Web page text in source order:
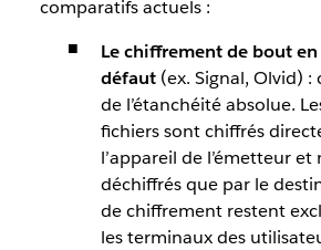
comparatifs actuels :
Le chiffrement de bout en
défaut(ex. Signal, Olvid) :
de l’étanchéité absolue.
fichiers sont chiffrés
l’appareil de l’émetteur
déchiffrés que par le
de chiffrement restent
les terminaux des